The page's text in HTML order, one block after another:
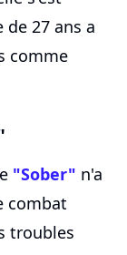
27 ans a
comme
"Sober" n'a
combat
troubles